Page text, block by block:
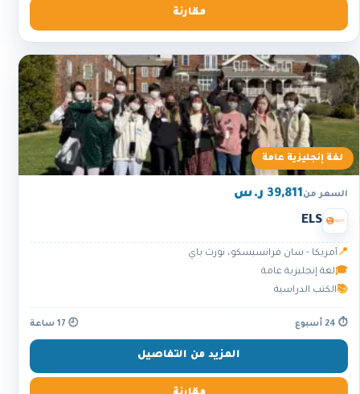
مقارنة
لغة إنجليزية عامة
السعر من39,811 ر.س
ELS
📍 أمريكا - سان فرانسيسكو، نورث باي
🎓لغة إنجليزية عامة
📚الكتب الدراسية
⏱ 24 أسبوع 🕘 17 ساعة
المزيد من التفاصيل